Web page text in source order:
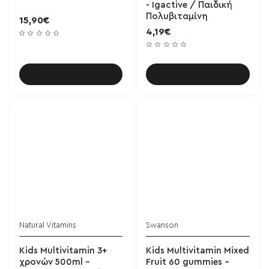
15,90€
- Igactive / Παιδική
Πολυβιταμίνη
4,19€
Natural Vitamins
Kids Multivitamin 3+
χρονών 500ml -
Swanson
Kids Multivitamin Mixed
Fruit 60 gummies -